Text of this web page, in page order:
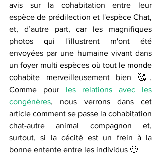
avis sur la cohabitation entre leur
espèce de prédilection et l'espèce Chat,
et, d’autre part, car les magnifiques
photos qui l'illustrent m'ont été
envoyées par une humaine vivant dans
un foyer multi espèces où tout le monde
cohabite merveilleusement bien 🥰.
Comme pour les relations avec les
congénères, nous verrons dans cet
article comment se passe la cohabitation
chat-autre animal compagnon et,
surtout, si la cécité est un frein à la
bonne entente entre les individus 🙂